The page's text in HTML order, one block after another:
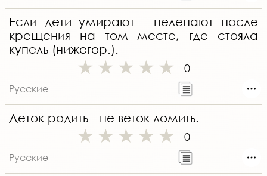
Если дети умирают - пеленают после
крещения на том месте, где стояла
купель (нижегор.).
0
Русские
Деток родить - не веток ломить.
0
Русские